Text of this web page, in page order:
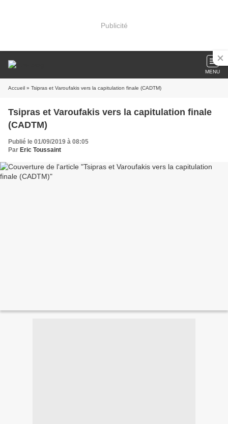
Publicité
MENU
Accueil » Tsipras et Varoufakis vers la capitulation finale (CADTM)
Tsipras et Varoufakis vers la capitulation finale
(CADTM)
Publié le 01/09/2019 à 08:05
Par Eric Toussaint